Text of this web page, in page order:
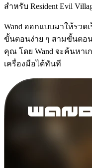
สำหรับ Resident Evil
Wand ออกแบบมาให้รวด
ขั้นตอนง่าย ๆ สามขั้นตอ
คุณ โดย Wand จะค้นหา
เครื่องมือได้ทันที